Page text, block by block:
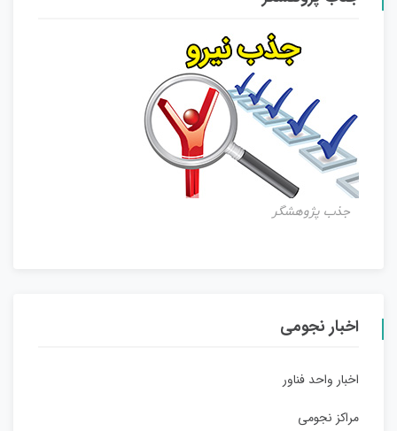
جذب پژوهشگر
اخبار نجومی
اخبار واحد فناور
مراکز نجومی